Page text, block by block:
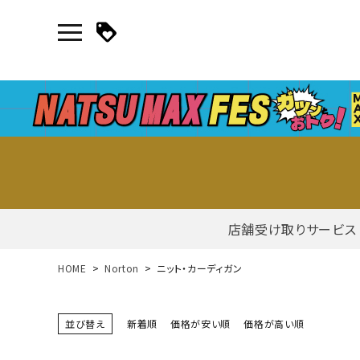
店舗受け取りサービス
新規会員登録｜ログイン
ご利用ガイド
HOME Norton ニット・カーディガン
並び替え 新着順 価格が安い順 価格が高い順